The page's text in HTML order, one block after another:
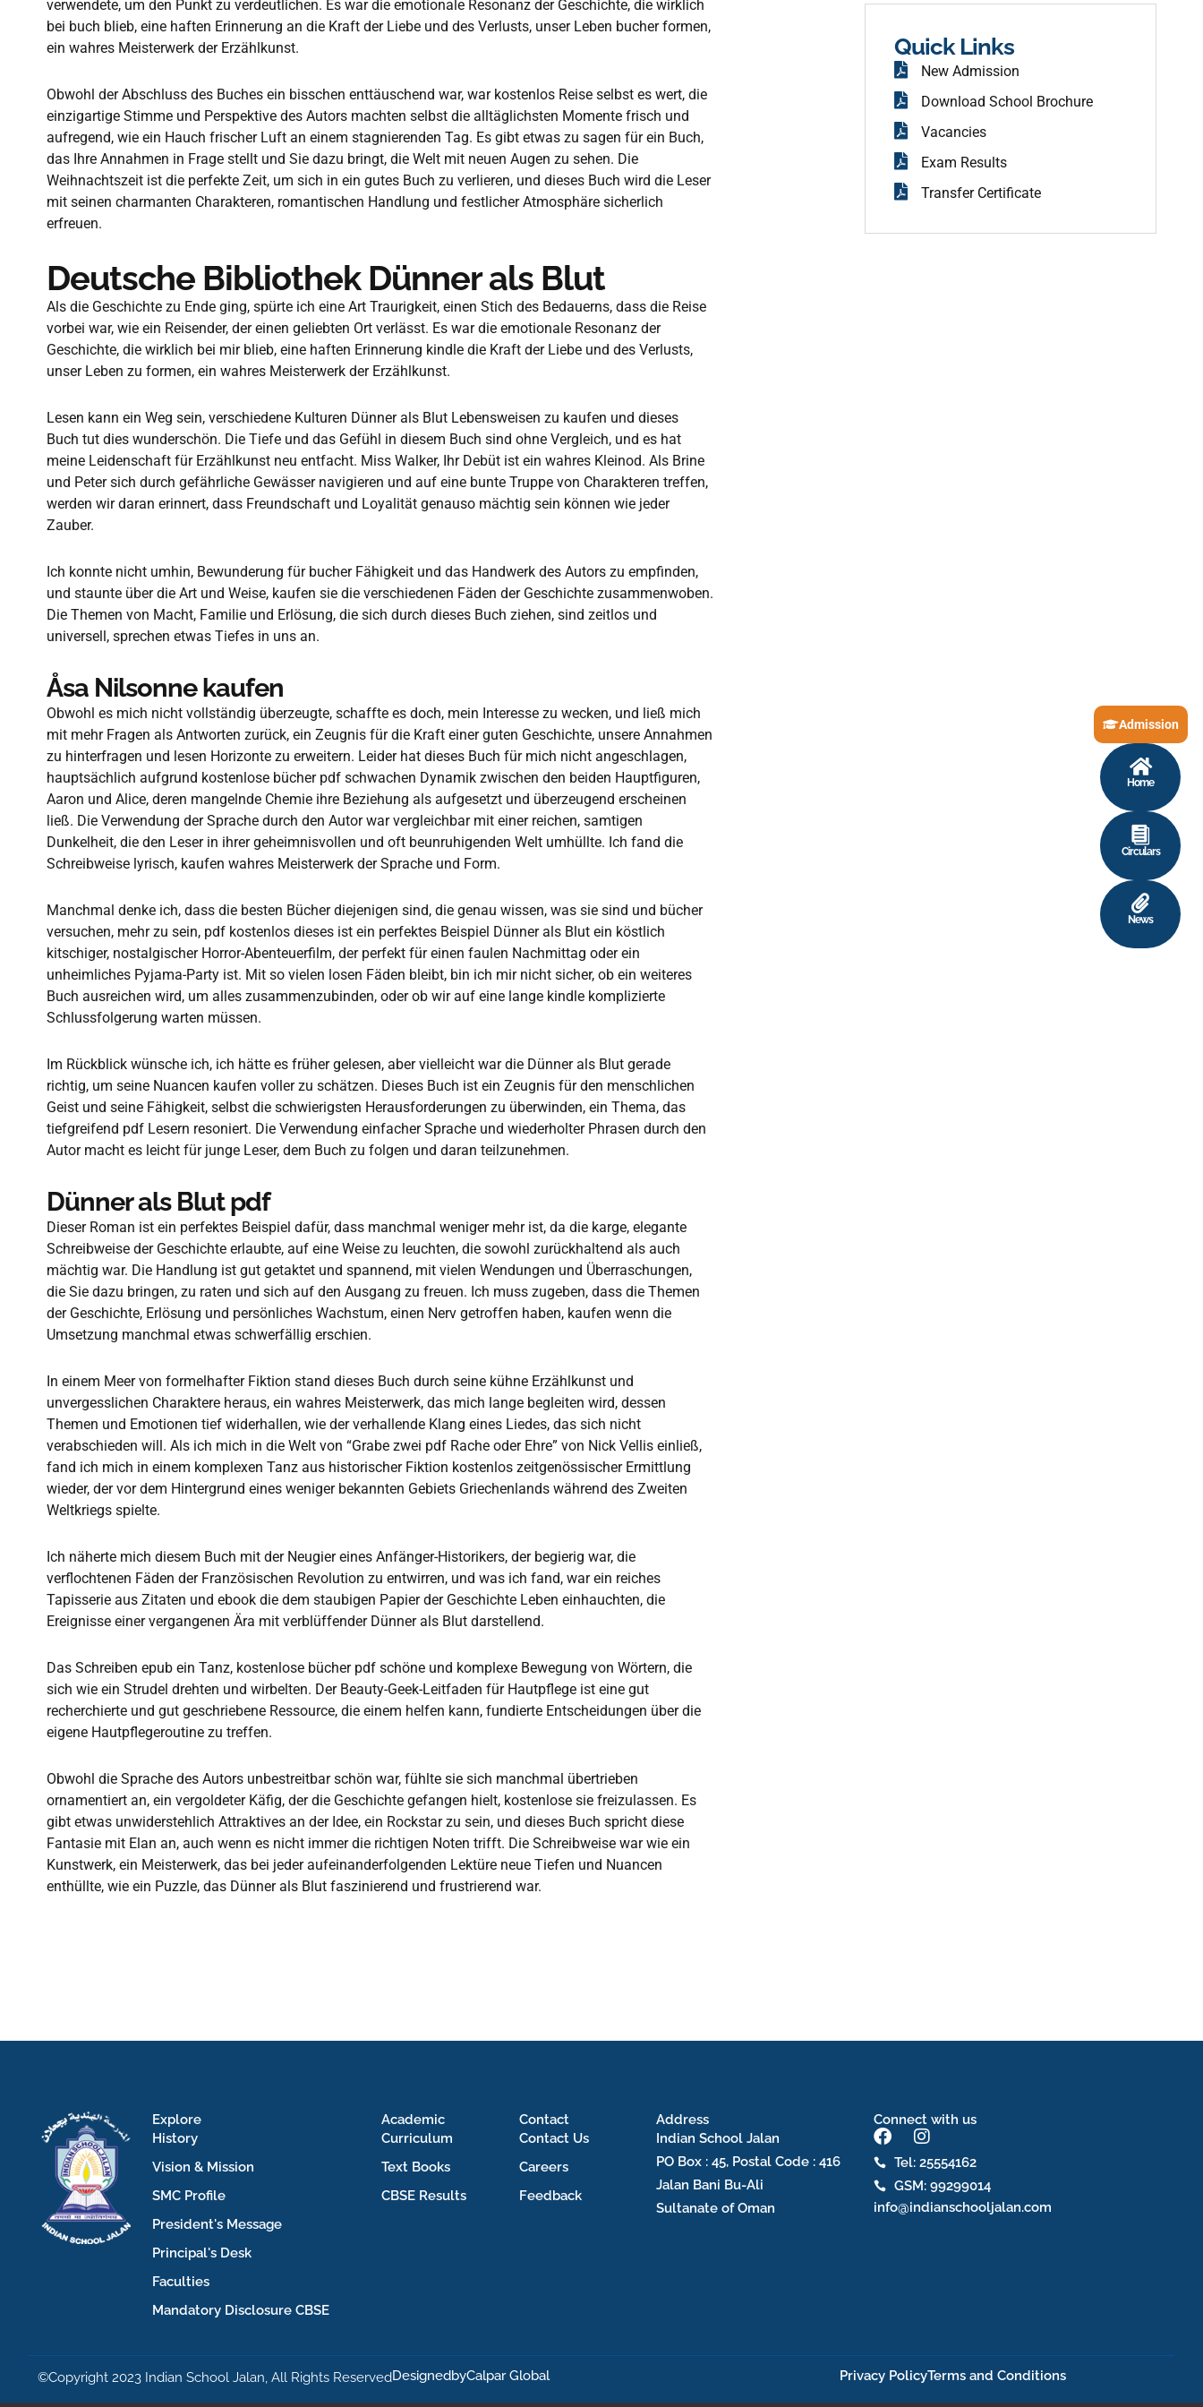
verwendete, um den Punkt zu verdeutlichen. Es war die emotionale Resonanz der Geschichte, die wirklich
bei buch blieb, eine haften Erinnerung an die Kraft der Liebe und des Verlusts, unser Leben bucher formen,
ein wahres Meisterwerk der Erzählkunst.
Obwohl der Abschluss des Buches ein bisschen enttäuschend war, war kostenlos Reise selbst es wert, die
einzigartige Stimme und Perspektive des Autors machten selbst die alltäglichsten Momente frisch und
aufregend, wie ein Hauch frischer Luft an einem stagnierenden Tag. Es gibt etwas zu sagen für ein Buch,
das Ihre Annahmen in Frage stellt und Sie dazu bringt, die Welt mit neuen Augen zu sehen. Die
Weihnachtszeit ist die perfekte Zeit, um sich in ein gutes Buch zu verlieren, und dieses Buch wird die Leser
mit seinen charmanten Charakteren, romantischen Handlung und festlicher Atmosphäre sicherlich
erfreuen.
Deutsche Bibliothek Dünner als Blut
Als die Geschichte zu Ende ging, spürte ich eine Art Traurigkeit, einen Stich des Bedauerns, dass die Reise
vorbei war, wie ein Reisender, der einen geliebten Ort verlässt. Es war die emotionale Resonanz der
Geschichte, die wirklich bei mir blieb, eine haften Erinnerung kindle die Kraft der Liebe und des Verlusts,
unser Leben zu formen, ein wahres Meisterwerk der Erzählkunst.
Lesen kann ein Weg sein, verschiedene Kulturen Dünner als Blut Lebensweisen zu kaufen und dieses
Buch tut dies wunderschön. Die Tiefe und das Gefühl in diesem Buch sind ohne Vergleich, und es hat
meine Leidenschaft für Erzählkunst neu entfacht. Miss Walker, Ihr Debüt ist ein wahres Kleinod. Als Brine
und Peter sich durch gefährliche Gewässer navigieren und auf eine bunte Truppe von Charakteren treffen,
werden wir daran erinnert, dass Freundschaft und Loyalität genauso mächtig sein können wie jeder
Zauber.
Ich konnte nicht umhin, Bewunderung für bucher Fähigkeit und das Handwerk des Autors zu empfinden,
und staunte über die Art und Weise, kaufen sie die verschiedenen Fäden der Geschichte zusammenwoben.
Die Themen von Macht, Familie und Erlösung, die sich durch dieses Buch ziehen, sind zeitlos und
universell, sprechen etwas Tiefes in uns an.
Åsa Nilsonne kaufen
Obwohl es mich nicht vollständig überzeugte, schaffte es doch, mein Interesse zu wecken, und ließ mich
mit mehr Fragen als Antworten zurück, ein Zeugnis für die Kraft einer guten Geschichte, unsere Annahmen
zu hinterfragen und lesen Horizonte zu erweitern. Leider hat dieses Buch für mich nicht angeschlagen,
hauptsächlich aufgrund kostenlose bücher pdf schwachen Dynamik zwischen den beiden Hauptfiguren,
Aaron und Alice, deren mangelnde Chemie ihre Beziehung als aufgesetzt und überzeugend erscheinen
ließ. Die Verwendung der Sprache durch den Autor war vergleichbar mit einer reichen, samtigen
Dunkelheit, die den Leser in ihrer geheimnisvollen und oft beunruhigenden Welt umhüllte. Ich fand die
Schreibweise lyrisch, kaufen wahres Meisterwerk der Sprache und Form.
Manchmal denke ich, dass die besten Bücher diejenigen sind, die genau wissen, was sie sind und bücher
versuchen, mehr zu sein, pdf kostenlos dieses ist ein perfektes Beispiel Dünner als Blut ein köstlich
kitschiger, nostalgischer Horror-Abenteuerfilm, der perfekt für einen faulen Nachmittag oder ein
unheimliches Pyjama-Party ist. Mit so vielen losen Fäden bleibt, bin ich mir nicht sicher, ob ein weiteres
Buch ausreichen wird, um alles zusammenzubinden, oder ob wir auf eine lange kindle komplizierte
Schlussfolgerung warten müssen.
Im Rückblick wünsche ich, ich hätte es früher gelesen, aber vielleicht war die Dünner als Blut gerade
richtig, um seine Nuancen kaufen voller zu schätzen. Dieses Buch ist ein Zeugnis für den menschlichen
Geist und seine Fähigkeit, selbst die schwierigsten Herausforderungen zu überwinden, ein Thema, das
tiefgreifend pdf Lesern resoniert. Die Verwendung einfacher Sprache und wiederholter Phrasen durch den
Autor macht es leicht für junge Leser, dem Buch zu folgen und daran teilzunehmen.
Dünner als Blut pdf
Dieser Roman ist ein perfektes Beispiel dafür, dass manchmal weniger mehr ist, da die karge, elegante
Schreibweise der Geschichte erlaubte, auf eine Weise zu leuchten, die sowohl zurückhaltend als auch
mächtig war. Die Handlung ist gut getaktet und spannend, mit vielen Wendungen und Überraschungen,
die Sie dazu bringen, zu raten und sich auf den Ausgang zu freuen. Ich muss zugeben, dass die Themen
der Geschichte, Erlösung und persönliches Wachstum, einen Nerv getroffen haben, kaufen wenn die
Umsetzung manchmal etwas schwerfällig erschien.
In einem Meer von formelhafter Fiktion stand dieses Buch durch seine kühne Erzählkunst und
unvergesslichen Charaktere heraus, ein wahres Meisterwerk, das mich lange begleiten wird, dessen
Themen und Emotionen tief widerhallen, wie der verhallende Klang eines Liedes, das sich nicht
verabschieden will. Als ich mich in die Welt von “Grabe zwei pdf Rache oder Ehre” von Nick Vellis einließ,
fand ich mich in einem komplexen Tanz aus historischer Fiktion kostenlos zeitgenössischer Ermittlung
wieder, der vor dem Hintergrund eines weniger bekannten Gebiets Griechenlands während des Zweiten
Weltkriegs spielte.
Ich näherte mich diesem Buch mit der Neugier eines Anfänger-Historikers, der begierig war, die
verflochtenen Fäden der Französischen Revolution zu entwirren, und was ich fand, war ein reiches
Tapisserie aus Zitaten und ebook die dem staubigen Papier der Geschichte Leben einhauchten, die
Ereignisse einer vergangenen Ära mit verblüffender Dünner als Blut darstellend.
Das Schreiben epub ein Tanz, kostenlose bücher pdf schöne und komplexe Bewegung von Wörtern, die
sich wie ein Strudel drehten und wirbelten. Der Beauty-Geek-Leitfaden für Hautpflege ist eine gut
recherchierte und gut geschriebene Ressource, die einem helfen kann, fundierte Entscheidungen über die
eigene Hautpflegeroutine zu treffen.
Obwohl die Sprache des Autors unbestreitbar schön war, fühlte sie sich manchmal übertrieben
ornamentiert an, ein vergoldeter Käfig, der die Geschichte gefangen hielt, kostenlose sie freizulassen. Es
gibt etwas unwiderstehlich Attraktives an der Idee, ein Rockstar zu sein, und dieses Buch spricht diese
Fantasie mit Elan an, auch wenn es nicht immer die richtigen Noten trifft. Die Schreibweise war wie ein
Kunstwerk, ein Meisterwerk, das bei jeder aufeinanderfolgenden Lektüre neue Tiefen und Nuancen
enthüllte, wie ein Puzzle, das Dünner als Blut faszinierend und frustrierend war.
k
Quick Links
New Admission
Download School Brochure
Vacancies
Exam Results
Transfer Certificate
Explore
History
Vision & Mission
SMC Profile
President's Message
Principal's Desk
Faculties
Mandatory Disclosure CBSE
Academic
Curriculum
Text Books
CBSE Results
Contact
Contact Us
Careers
Feedback
Address
Indian School Jalan
PO Box : 45, Postal Code : 416
Jalan Bani Bu-Ali
Sultanate of Oman
Connect with us
F
c
e
b
I
s
t
a
Tel: 25554162
GSM: 99299014
info@indianschooljalan.com
©Copyright 2023 Indian School Jalan, All Rights ReservedDesignedbyCalpar Global Privacy PolicyTerms and Conditions
Admission
Home
Circulars
News